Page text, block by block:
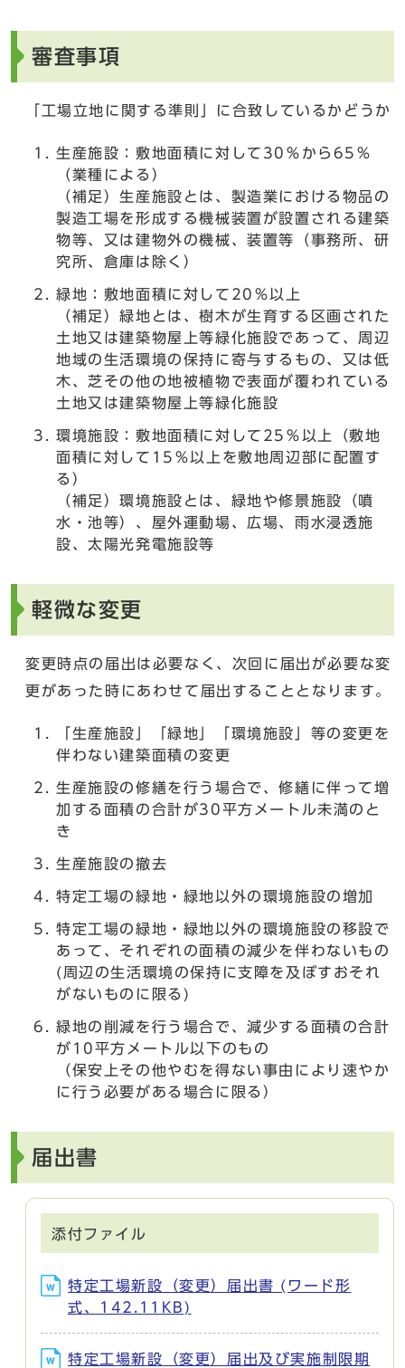
審査事項
「工場立地に関する準則」に合致しているかどうか
生産施設：敷地面積に対して30％から65％
（業種による）
（補足）生産施設とは、製造業における物品の
製造工場を形成する機械装置が設置される建築
物等、又は建物外の機械、装置等（事務所、研
究所、倉庫は除く）
緑地：敷地面積に対して20％以上
（補足）緑地とは、樹木が生育する区画された
土地又は建築物屋上等緑化施設であって、周辺
地域の生活環境の保持に寄与するもの、又は低
木、芝その他の地被植物で表面が覆われている
土地又は建築物屋上等緑化施設
環境施設：敷地面積に対して25％以上（敷地
面積に対して15％以上を敷地周辺部に配置す
る）
（補足）環境施設とは、緑地や修景施設（噴
水・池等）、屋外運動場、広場、雨水浸透施
設、太陽光発電施設等
軽微な変更
変更時点の届出は必要なく、次回に届出が必要な変
更があった時にあわせて届出することとなります。
「生産施設」「緑地」「環境施設」等の変更を
伴わない建築面積の変更
生産施設の修繕を行う場合で、修繕に伴って増
加する面積の合計が30平方メートル未満のと
き
生産施設の撤去
特定工場の緑地・緑地以外の環境施設の増加
特定工場の緑地・緑地以外の環境施設の移設で
あって、それぞれの面積の減少を伴わないもの
(周辺の生活環境の保持に支障を及ぼすおそれ
がないものに限る)
緑地の削減を行う場合で、減少する面積の合計
が10平方メートル以下のもの
（保安上その他やむを得ない事由により速やか
に行う必要がある場合に限る）
届出書
添付ファイル
特定工場新設（変更）届出書 (ワード形
式、142.11KB)
特定工場新設（変更）届出及び実施制限期